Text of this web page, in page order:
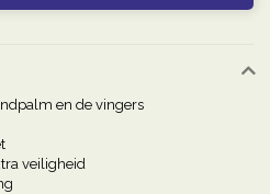
en de vingers
veiligheid